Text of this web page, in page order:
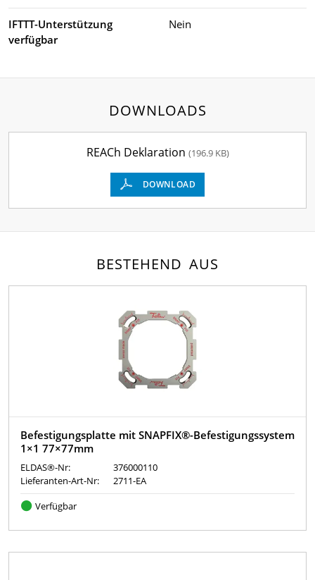
IFTTT-Unterstützung
verfügbar
Nein
DOWNLOADS
REACh Deklaration (196.9 KB)
DOWNLOAD
BESTEHEND AUS
Befestigungsplatte mit SNAPFIX®-Befestigungssystem
1×1 77×77mm
ELDAS®-Nr:
376000110
Lieferanten-Art-Nr:
2711-EA
Verfügbar